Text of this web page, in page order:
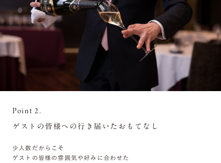
Point 2.
ゲストの皆様への行き届いたおもてなし
少人数だからこそ
ゲストの皆様の雰囲気や好みに合わせた